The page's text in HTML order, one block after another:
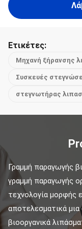
Ετικέτες:
Μηχανή ξήρανσης
Συσκευές
στεγνωτήρας
Γραμμή παραγωγής
γραμμή παραγωγής
τεχνολογία μορφής
αποτελεσματικά
βιοοργανικά